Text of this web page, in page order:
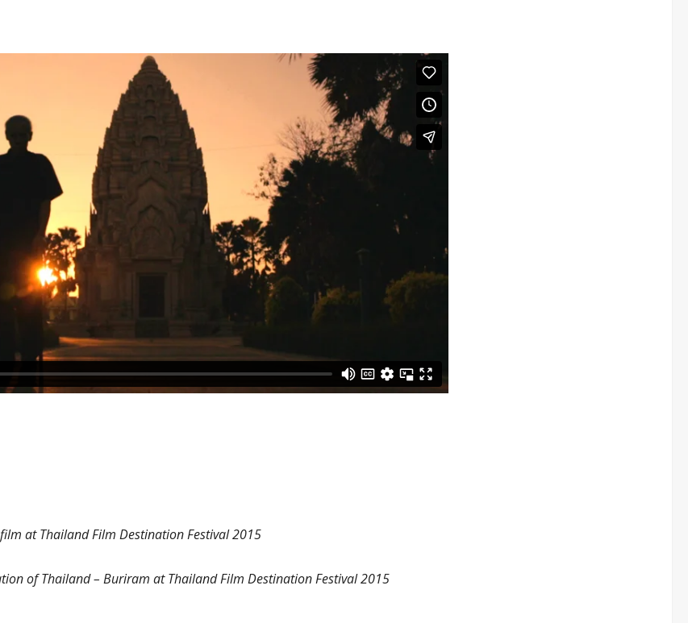
at Thailand Film Destination Festival 2015
of Thailand – Buriram at Thailand Film Destination Festival 2015